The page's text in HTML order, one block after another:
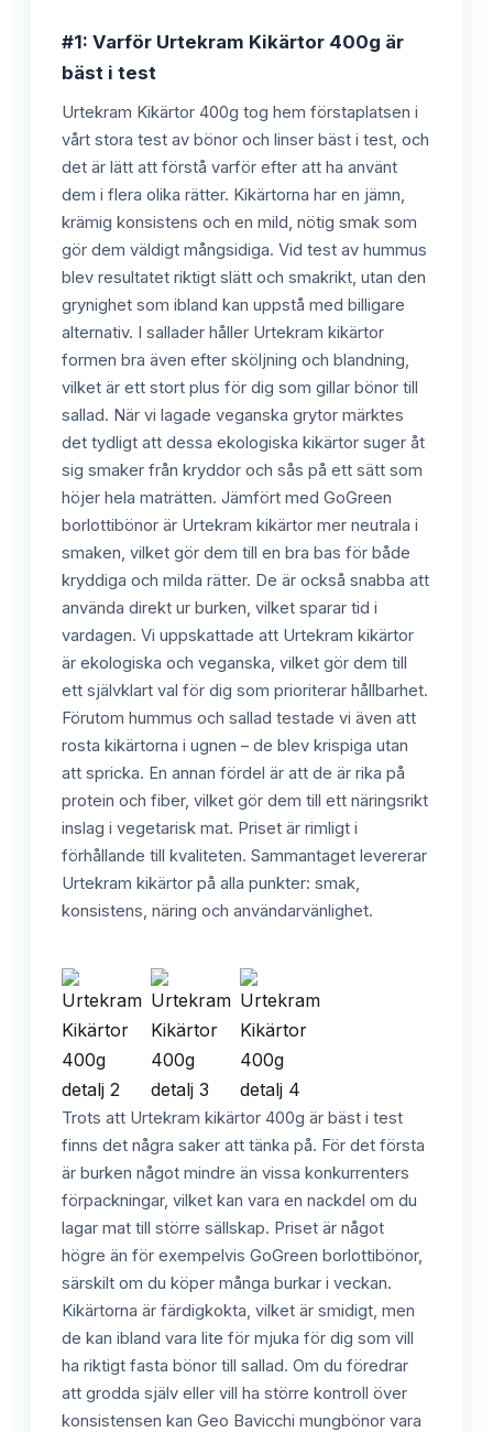
#1: Varför Urtekram Kikärtor 400g är
bäst i test
Urtekram Kikärtor 400g tog hem förstaplatsen i
vårt stora test av bönor och linser bäst i test, och
det är lätt att förstå varför efter att ha använt
dem i flera olika rätter. Kikärtorna har en jämn,
krämig konsistens och en mild, nötig smak som
gör dem väldigt mångsidiga. Vid test av hummus
blev resultatet riktigt slätt och smakrikt, utan den
grynighet som ibland kan uppstå med billigare
alternativ. I sallader håller Urtekram kikärtor
formen bra även efter sköljning och blandning,
vilket är ett stort plus för dig som gillar bönor till
sallad. När vi lagade veganska grytor märktes
det tydligt att dessa ekologiska kikärtor suger åt
sig smaker från kryddor och sås på ett sätt som
höjer hela maträtten. Jämfört med GoGreen
borlottibönor är Urtekram kikärtor mer neutrala i
smaken, vilket gör dem till en bra bas för både
kryddiga och milda rätter. De är också snabba att
använda direkt ur burken, vilket sparar tid i
vardagen. Vi uppskattade att Urtekram kikärtor
är ekologiska och veganska, vilket gör dem till
ett självklart val för dig som prioriterar hållbarhet.
Förutom hummus och sallad testade vi även att
rosta kikärtorna i ugnen – de blev krispiga utan
att spricka. En annan fördel är att de är rika på
protein och fiber, vilket gör dem till ett näringsrikt
inslag i vegetarisk mat. Priset är rimligt i
förhållande till kvaliteten. Sammantaget levererar
Urtekram kikärtor på alla punkter: smak,
konsistens, näring och användarvänlighet.
Trots att Urtekram kikärtor 400g är bäst i test
finns det några saker att tänka på. För det första
är burken något mindre än vissa konkurrenters
förpackningar, vilket kan vara en nackdel om du
lagar mat till större sällskap. Priset är något
högre än för exempelvis GoGreen borlottibönor,
särskilt om du köper många burkar i veckan.
Kikärtorna är färdigkokta, vilket är smidigt, men
de kan ibland vara lite för mjuka för dig som vill
ha riktigt fasta bönor till sallad. Om du föredrar
att grodda själv eller vill ha större kontroll över
konsistensen kan Geo Bavicchi mungbönor vara